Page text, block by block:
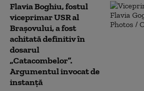
Flavia Boghiu, fostul
viceprimar USR al
Brașovului, a fost
achitată definitiv în
dosarul
„Catacombelor”.
Argumentul invocat de
instanță